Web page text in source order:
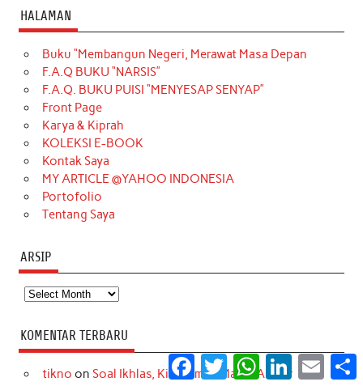
c
e
b
o
o
k
t
a
g
r
a
m
T
o
k
t
e
r
k
e
d
t
t
e
T
u
b
HALAMAN
Buku “Membangun Negeri, Merawat Masa Depan
F.A.Q BUKU “NARSIS”
F.A.Q. BUKU PUISI “MENYESAP SENYAP”
Front Page
Karya & Kiprah
KOLEKSI E-BOOK
Kontak Saya
MY ARTICLE @YAHOO INDONESIA
Portofolio
Tentang Saya
ARSIP
Arsip
KOMENTAR TERBARU
tikno on Soal Ikhlas, Kita Semua Masih Amatir
Facebook
Twitter WhatsApp
LinkedInEmail